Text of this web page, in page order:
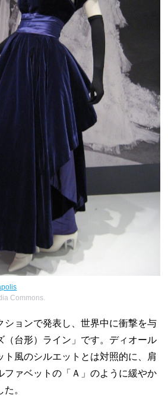
Commons.
ションで発表し、世界中に衝撃を与
（台形）ライン」です。ディオール
ト風のシルエットとは対照的に、肩
ファベットの「Ａ」のように緩やか
。